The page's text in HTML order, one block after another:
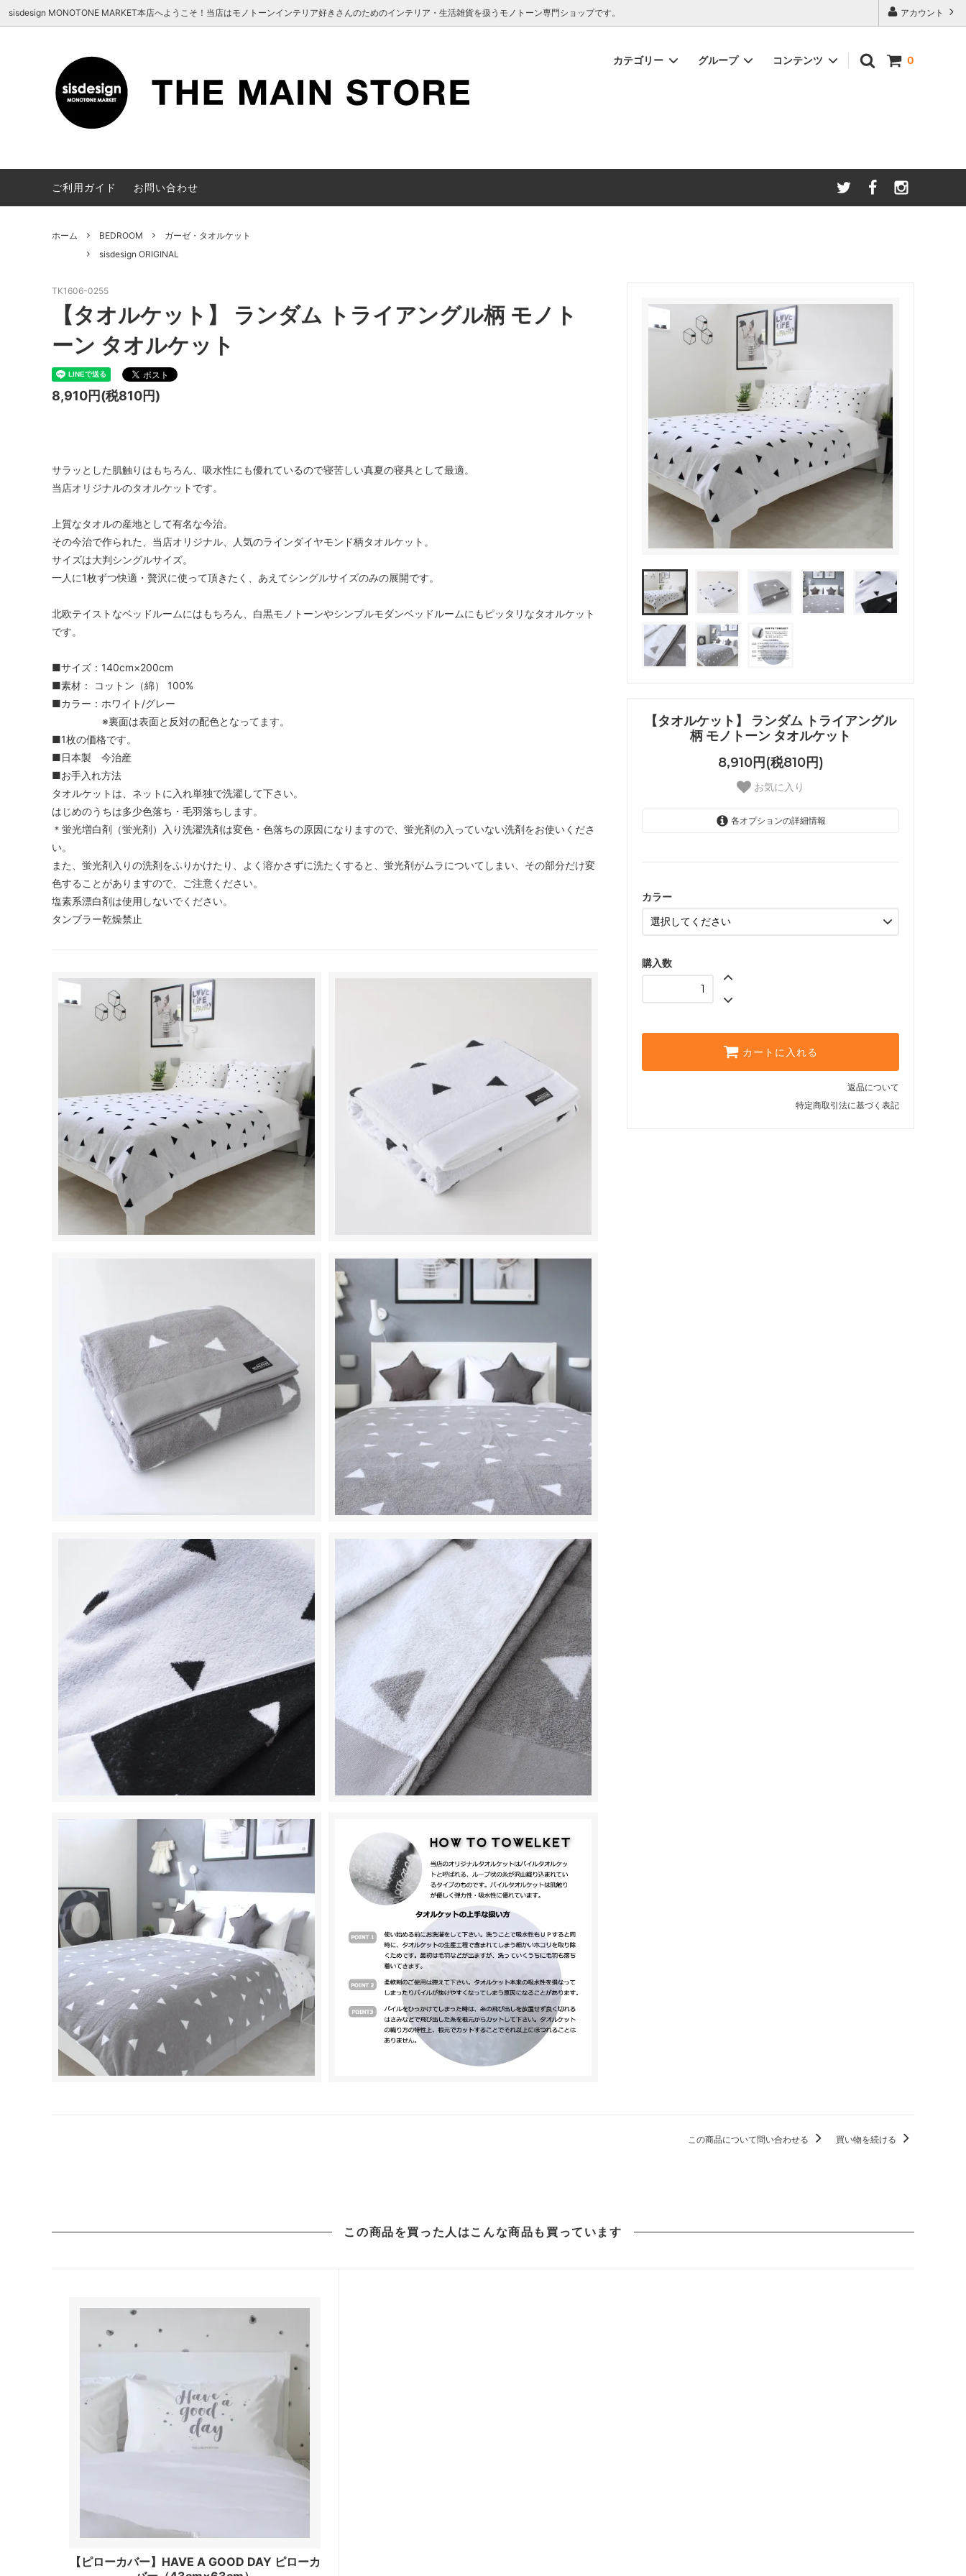
アカウント
sisdesign MONOTONE MARKET本店へようこそ！当店はモノトーンインテリア好きさんのためのインテリア・生活雑貨を扱うモノトーン専門ショップです。
0
カテゴリー
BATH / SANITARY
STATIONERY
グループ
sisdesign ORIGINAL Meraki
コンテンツ
HELLO！(sisdesign MONOTONE
MARKET にようこそ）
商品確認のお願い
ご利用ガイド お問い合わせ
ホーム BEDROOM
ガーゼ・タオルケット
sisdesign ORIGINAL
【タオルケット】 ランダム トライアングル
柄 モノトーン タオルケット
8,910円(税810円)
お気に入り
各オプションの詳細情報
カラー
購入数
カートに入れる
返品について
特定商取引法に基づく表記
TK1606-0255
【タオルケット】 ランダム トライアングル柄 モノト
ーン タオルケット
8,910円(税810円)
サラッとした肌触りはもちろん、吸水性にも優れているので寝苦しい真夏の寝具として最適。
当店オリジナルのタオルケットです。
上質なタオルの産地として有名な今治。
その今治で作られた、当店オリジナル、人気のラインダイヤモンド柄タオルケット。
サイズは大判シングルサイズ。
一人に1枚ずつ快適・贅沢に使って頂きたく、あえてシングルサイズのみの展開です。
北欧テイストなベッドルームにはもちろん、白黒モノトーンやシンプルモダンベッドルームにもピッタリなタオルケット
です。
■サイズ：140cm×200cm
■素材： コットン（綿） 100%
■カラー：ホワイト/グレー
※裏面は表面と反対の配色となってます。
■1枚の価格です。
■日本製 今治産
■お手入れ方法
タオルケットは、ネットに入れ単独で洗濯して下さい。
はじめのうちは多少色落ち・毛羽落ちします。
＊蛍光増白剤（蛍光剤）入り洗濯洗剤は変色・色落ちの原因になりますので、蛍光剤の入っていない洗剤をお使いくださ
い。
また、蛍光剤入りの洗剤をふりかけたり、よく溶かさずに洗たくすると、蛍光剤がムラについてしまい、その部分だけ変
色することがありますので、ご注意ください。
塩素系漂白剤は使用しないでください。
タンブラー乾燥禁止
この商品について問い合わせる 買い物を続ける
この商品を買った人はこんな商品も買っています
【ピローカバー】HAVE A GOOD DAY ピローカ